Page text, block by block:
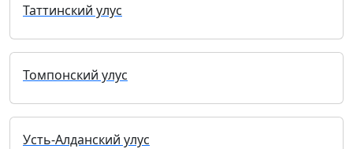
Таттинский улус
Томпонский улус
Усть-Алданский улус